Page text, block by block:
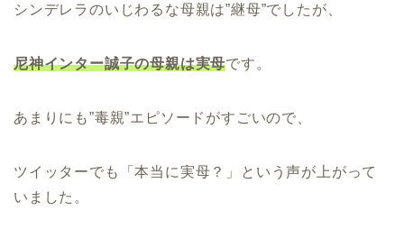
シンデレラのいじわるな母親は”継母”でしたが、
尼神インター誠子の母親は実母です。
あまりにも”毒親”エピソードがすごいので、
ツイッターでも「本当に実母？」という声が上がって
いました。